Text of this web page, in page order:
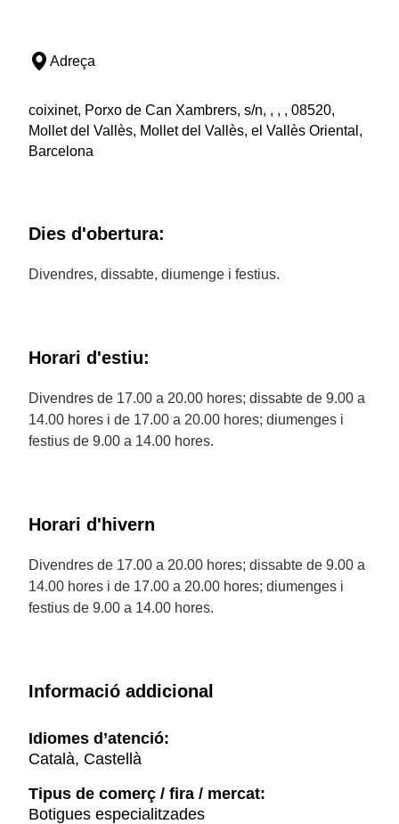
Adreça
coixinet, Porxo de Can Xambrers, s/n, , , , 08520,
Mollet del Vallès, Mollet del Vallès, el Vallès Oriental,
Barcelona
Dies d'obertura:
Divendres, dissabte, diumenge i festius.
Horari d'estiu:
Divendres de 17.00 a 20.00 hores; dissabte de 9.00 a
14.00 hores i de 17.00 a 20.00 hores; diumenges i
festius de 9.00 a 14.00 hores.
Horari d'hivern
Divendres de 17.00 a 20.00 hores; dissabte de 9.00 a
14.00 hores i de 17.00 a 20.00 hores; diumenges i
festius de 9.00 a 14.00 hores.
Informació addicional
Idiomes d’atenció:
Català, Castellà
Tipus de comerç / fira / mercat:
Botigues especialitzades